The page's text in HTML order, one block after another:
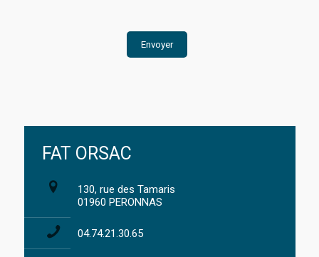
FAT ORSAC
130, rue des Tamaris
01960 PERONNAS
04.74.21.30.65